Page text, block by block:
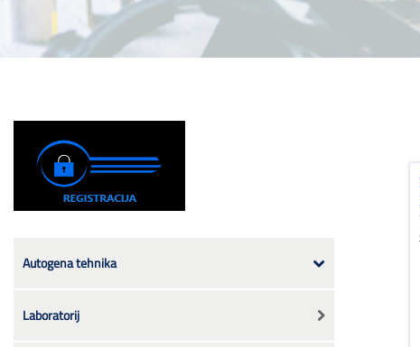
Autogena tehnika
Laboratorij